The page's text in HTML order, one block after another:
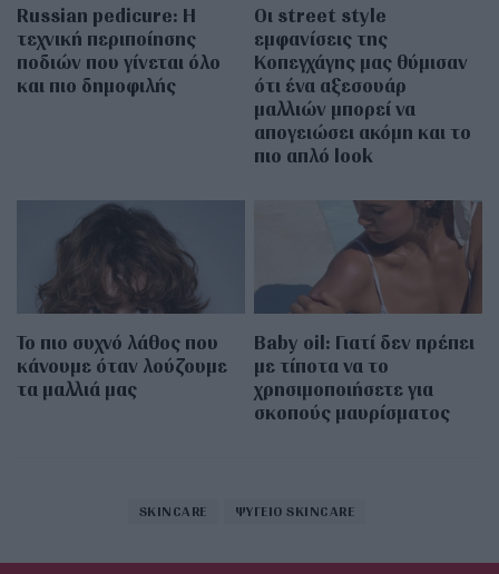
Russian pedicure: Η
τεχνική περιποίησης
ποδιών που γίνεται όλο
και πιο δημοφιλής
Οι street style
εμφανίσεις της
Κοπεγχάγης μας θύμισαν
ότι ένα αξεσουάρ
μαλλιών μπορεί να
απογειώσει ακόμη και το
πιο απλό look
Το πιο συχνό λάθος που
κάνουμε όταν λούζουμε
τα μαλλιά μας
Baby oil: Γιατί δεν πρέπει
με τίποτα να το
χρησιμοποιήσετε για
σκοπούς μαυρίσματος
SKINCARE ΨΥΓΕΙΟ SKINCARE